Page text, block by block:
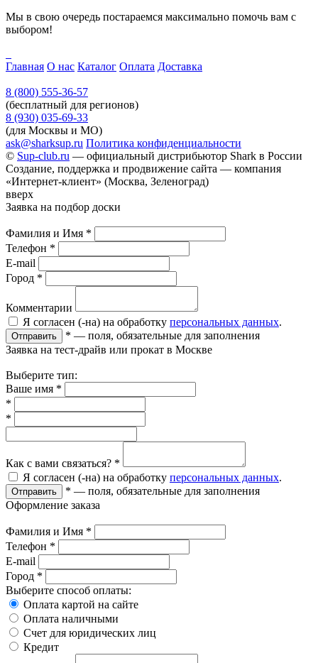
Мы в свою очередь постараемся максимально помочь вам с
выбором!
Главная О нас Каталог Оплата Доставка
8 (800) 555-36-57
(бесплатный для регионов)
8 (930) 035-69-33
(для Москвы и МО)
ask@sharksup.ru Политика конфиденциальности
© Sup-club.ru — официальный дистрибьютор Shark в России
Создание, поддержка и продвижение сайта — компания
«Интернет-клиент» (Москва, Зеленоград)
вверх
Заявка на подбор доски
Фамилия и Имя *
Телефон *
E-mail
Город *
Комментарии
Я согласен (-на) на обработку персональных данных.
Отправить * — поля, обязательные для заполнения
Заявка на тест-драйв или прокат в Москве
Выберите тип:
Ваше имя *
*
*
Как с вами связаться? *
Я согласен (-на) на обработку персональных данных.
Отправить * — поля, обязательные для заполнения
Оформление заказа
Фамилия и Имя *
Телефон *
E-mail
Город *
Выберите способ оплаты:
Оплата картой на сайте
Оплата наличными
Счет для юридических лиц
Кредит